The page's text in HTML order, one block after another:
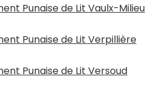
Punaise de Lit Vaulx-Milieu
Punaise de Lit Verpillière
Punaise de Lit Versoud